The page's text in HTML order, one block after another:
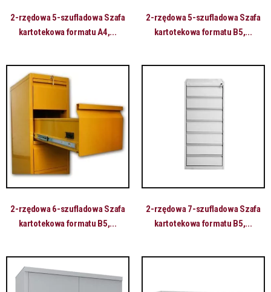
2-rzędowa 5-szufladowa Szafa
kartotekowa formatu A4,...
2-rzędowa 5-szufladowa Szafa
kartotekowa formatu B5,...
2-rzędowa 6-szufladowa Szafa
kartotekowa formatu B5,...
2-rzędowa 7-szufladowa Szafa
kartotekowa formatu B5,...